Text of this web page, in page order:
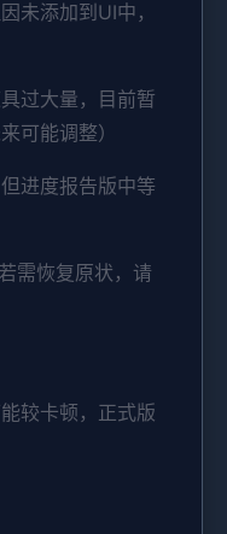
未添加到UI中，
过大量，目前暂
可能调整）
进度报告版中等
需恢复原状，请
较卡顿，正式版